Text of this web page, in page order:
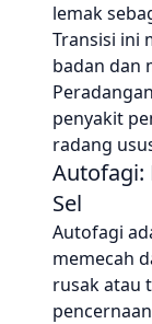
lemak
Transisi ini
badan dan
penyakit
radang
Autofagi:
Sel
Autofagi
memecah
rusak atau